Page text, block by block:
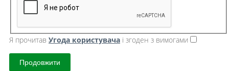
Я прочитав Угода користувача і згоден з вимогами
Продовжити